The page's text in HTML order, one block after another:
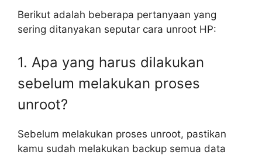
Berikut adalah beberapa pertanyaan yang
sering ditanyakan seputar cara unroot HP:
1. Apa yang harus dilakukan
sebelum melakukan proses
unroot?
Sebelum melakukan proses unroot, pastikan
kamu sudah melakukan backup semua data